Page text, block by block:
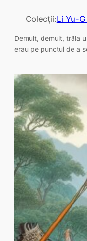
Colecţii:Li Yu-
Demult, demult, trăia
erau pe punctul de a